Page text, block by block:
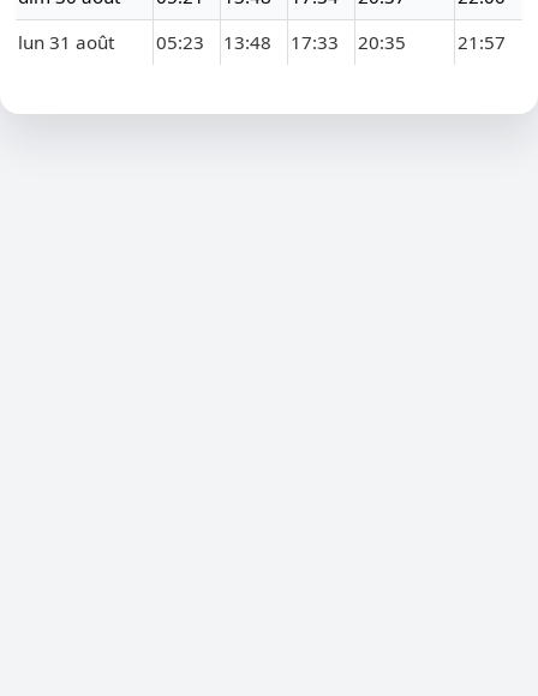
lun 31 août
05:23 13:48 17:33 20:35 21:57